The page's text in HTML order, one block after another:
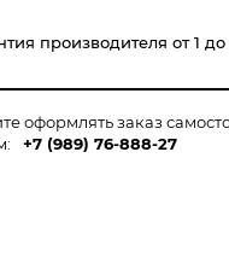
1,96/
производителя от 1 до
оформлять заказ
+7 (989) 76-888-27